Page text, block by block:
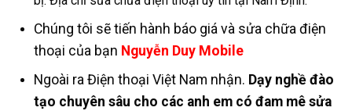
Chúng tôi sẽ tiến hành báo giá và sửa chữa điện
thoại của bạn Nguyễn Duy Mobile
Ngoài ra Điện thoại Việt Nam nhận. Dạy nghề đào
tạo chuyên sâu cho các anh em có đam mê sửa